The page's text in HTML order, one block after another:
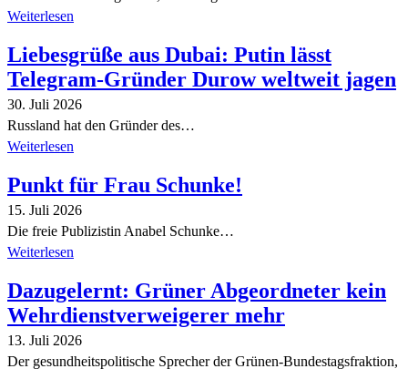
Weiterlesen
Liebesgrüße aus Dubai: Putin lässt
Telegram-Gründer Durow weltweit jagen
30. Juli 2026
Russland hat den Gründer des…
Weiterlesen
Punkt für Frau Schunke!
15. Juli 2026
Die freie Publizistin Anabel Schunke…
Weiterlesen
Dazugelernt: Grüner Abgeordneter kein
Wehrdienstverweigerer mehr
13. Juli 2026
Der gesundheitspolitische Sprecher der Grünen-Bundestagsfraktion,